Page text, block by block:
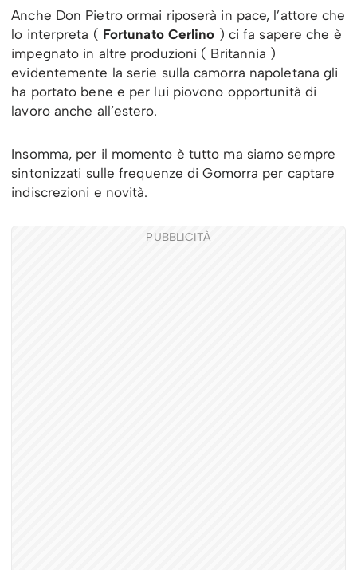
Anche Don Pietro ormai riposerà in pace, l’attore che
lo interpreta ( Fortunato Cerlino ) ci fa sapere che è
impegnato in altre produzioni ( Britannia )
evidentemente la serie sulla camorra napoletana gli
ha portato bene e per lui piovono opportunità di
lavoro anche all’estero.
Insomma, per il momento è tutto ma siamo sempre
sintonizzati sulle frequenze di Gomorra per captare
indiscrezioni e novità.
PUBBLICITÀ